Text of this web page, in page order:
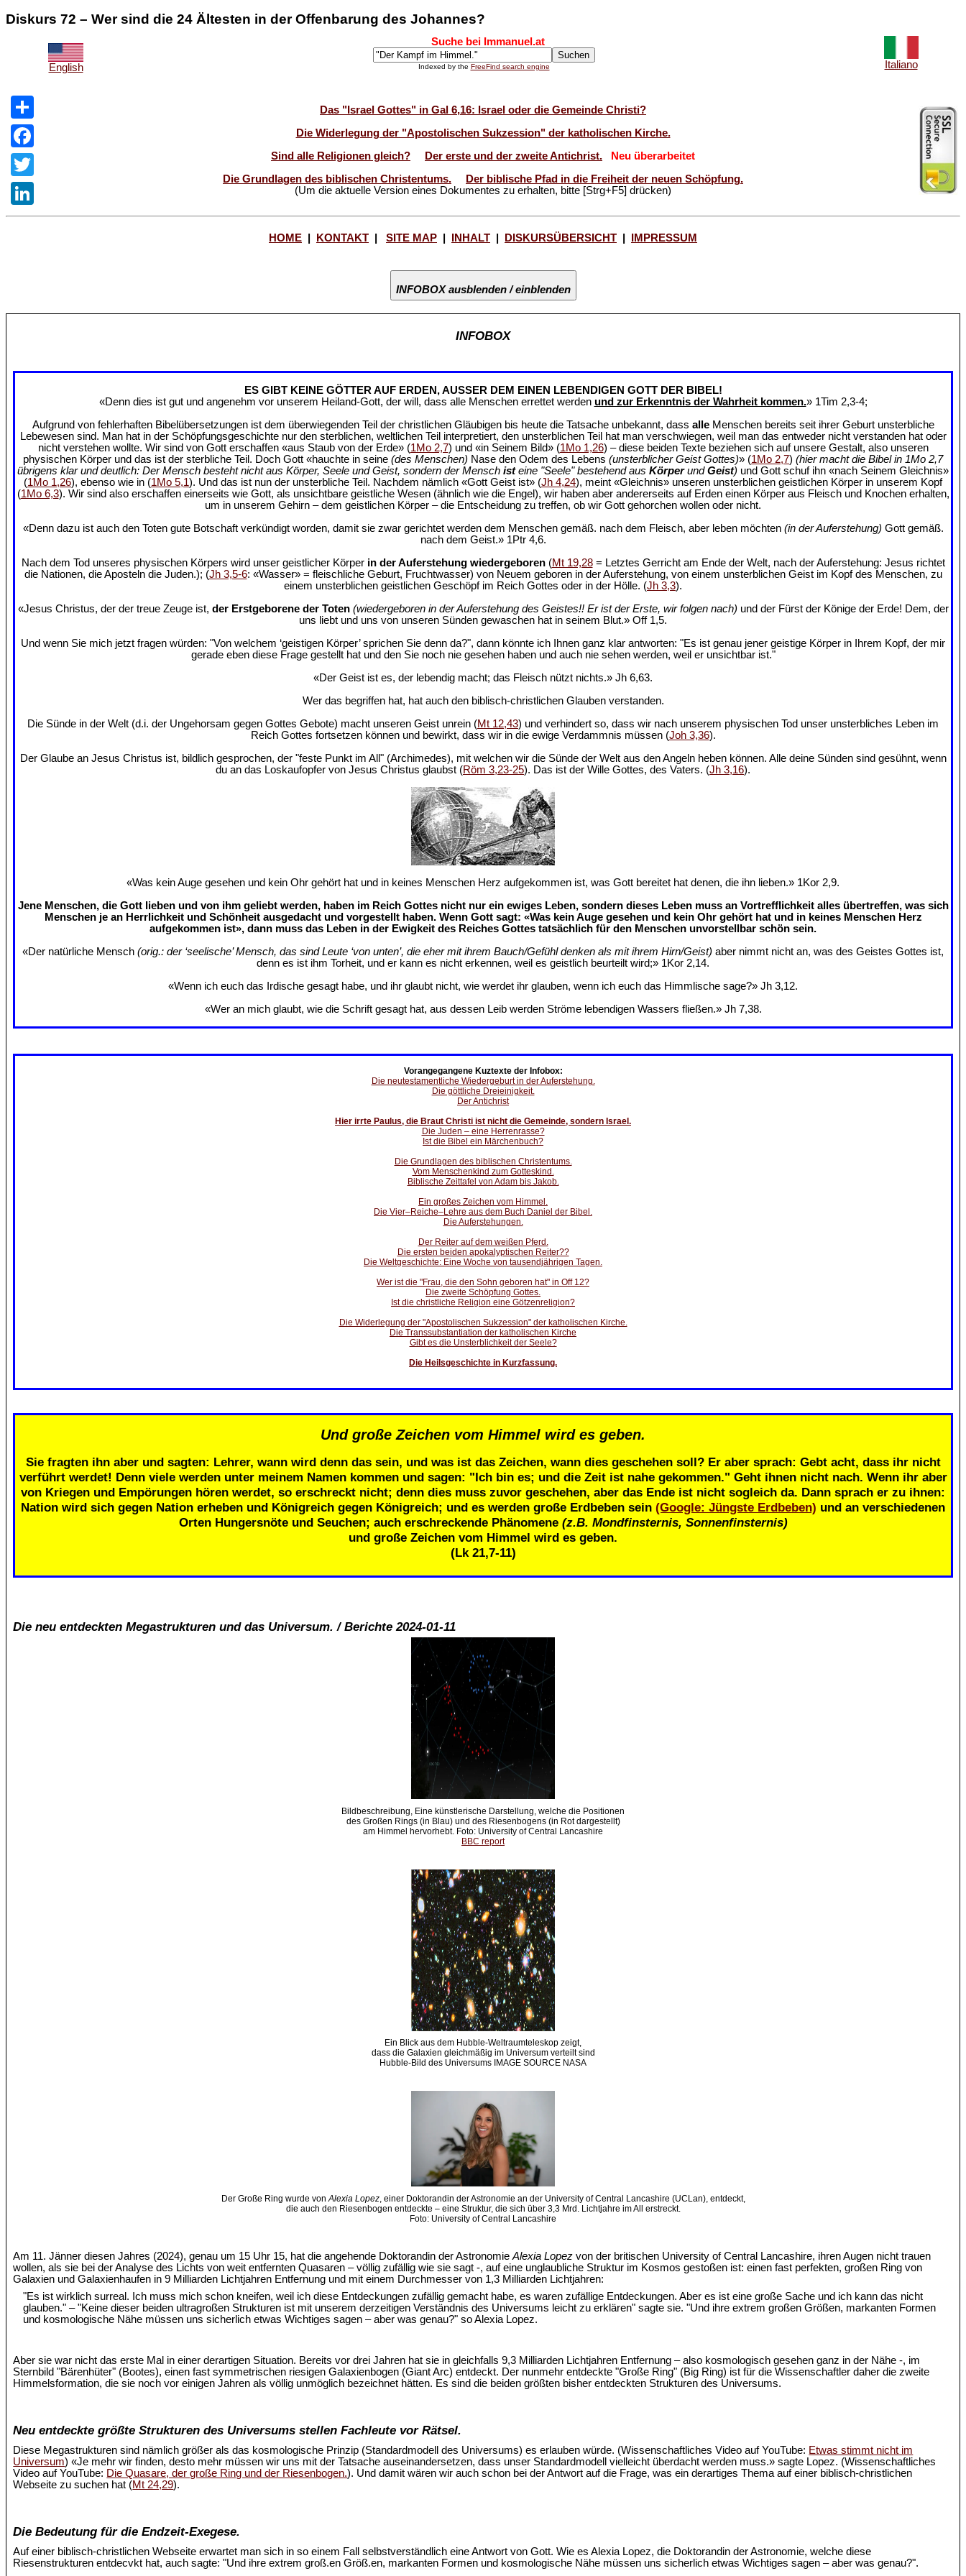
Diskurs 72 – Wer sind die 24 Ältesten in der Offenbarung des Johannes?
English
Suche bei Immanuel.at
Indexed by the FreeFind search engine Italiano
Share
Facebook
Twitter
LinkedIn
Das "Israel Gottes" in Gal 6,16: Israel oder die Gemeinde Christi?
Die Widerlegung der "Apostolischen Sukzession" der katholischen Kirche.
Sind alle Religionen gleich?
Der erste und der zweite Antichrist.
Neu überarbeitet
Die Grundlagen des biblischen Christentums.
Der biblische Pfad in die Freiheit der neuen Schöpfung.
(Um die aktuelle Version eines Dokumentes zu erhalten, bitte [Strg+F5] drücken)
HOME KONTAKT SITE MAP INHALT DISKURSÜBERSICHT IMPRESSUM
INFOBOX ausblenden / einblenden
INFOBOX
ES GIBT KEINE GÖTTER AUF ERDEN, AUSSER DEM EINEN LEBENDIGEN GOTT DER BIBEL!
«Denn dies ist gut und angenehm vor unserem Heiland-Gott, der will, dass alle Menschen errettet werden und zur Erkenntnis der Wahrheit kommen.» 1Tim 2,3-4;
Aufgrund von fehlerhaften Bibelübersetzungen ist dem überwiegenden Teil der christlichen Gläubigen bis heute die Tatsache unbekannt, dass alleMenschen bereits seit ihrer Geburt unsterbliche
Lebewesen sind. Man hat in der Schöpfungsgeschichte nur den sterblichen, weltlichen Teil interpretiert, den unsterblichen Teil hat man verschwiegen, weil man das entweder nicht verstanden hat oder
nicht verstehen wollte. Wir sind von Gott erschaffen «aus Staub von der Erde» (1Mo 2,7) und «in Seinem Bild» (1Mo 1,26) – diese beiden Texte beziehen sich auf unsere Gestalt, also unseren
physischen Körper und das ist der sterbliche Teil. Doch Gott «hauchte in seine (des Menschen) Nase den Odem des Lebens (unsterblicher Geist Gottes)» (1Mo 2,7) (hier macht die Bibel in 1Mo 2,7
übrigens klar und deutlich: Der Mensch besteht nicht aus Körper, Seele und Geist, sondern der Mensch isteine "Seele" bestehend aus KörperundGeist) und Gott schuf ihn «nach Seinem Gleichnis»
(1Mo 1,26), ebenso wie in (1Mo 5,1). Und das ist nun der unsterbliche Teil. Nachdem nämlich «Gott Geist ist» (Jh 4,24), meint «Gleichnis» unseren unsterblichen geistlichen Körper in unserem Kopf
(1Mo 6,3). Wir sind also erschaffen einerseits wie Gott, als unsichtbare geistliche Wesen (ähnlich wie die Engel), wir haben aber andererseits auf Erden einen Körper aus Fleisch und Knochen erhalten,
um in unserem Gehirn – dem geistlichen Körper – die Entscheidung zu treffen, ob wir Gott gehorchen wollen oder nicht.
«Denn dazu ist auch den Toten gute Botschaft verkündigt worden, damit sie zwar gerichtet werden dem Menschen gemäß. nach dem Fleisch, aber leben möchten (in der Auferstehung) Gott gemäß.
nach dem Geist.» 1Ptr 4,6.
Nach dem Tod unseres physischen Körpers wird unser geistlicher Körper in der Auferstehung wiedergeboren (Mt 19,28= Letztes Gerricht am Ende der Welt, nach der Auferstehung: Jesus richtet
die Nationen, die Aposteln die Juden.); (Jh 3,5-6: «Wasser» = fleischliche Geburt, Fruchtwasser) von Neuem geboren in der Auferstehung, von einem unsterblichen Geist im Kopf des Menschen, zu
einem unsterblichen geistlichen Geschöpf im Reich Gottes oder in der Hölle. (Jh 3,3).
«Jesus Christus, der der treue Zeuge ist, der Erstgeborene der Toten (wiedergeboren in der Auferstehung des Geistes!! Er ist der Erste, wir folgen nach) und der Fürst der Könige der Erde! Dem, der
uns liebt und uns von unseren Sünden gewaschen hat in seinem Blut.» Off 1,5.
Und wenn Sie mich jetzt fragen würden: "Von welchem ‘geistigen Körper’ sprichen Sie denn da?", dann könnte ich Ihnen ganz klar antworten: "Es ist genau jener geistige Körper in Ihrem Kopf, der mir
gerade eben diese Frage gestellt hat und den Sie noch nie gesehen haben und auch nie sehen werden, weil er unsichtbar ist."
«Der Geist ist es, der lebendig macht; das Fleisch nützt nichts.» Jh 6,63.
Wer das begriffen hat, hat auch den biblisch-christlichen Glauben verstanden.
Die Sünde in der Welt (d.i. der Ungehorsam gegen Gottes Gebote) macht unseren Geist unrein (Mt 12,43) und verhindert so, dass wir nach unserem physischen Tod unser unsterbliches Leben im
Reich Gottes fortsetzen können und bewirkt, dass wir in die ewige Verdammnis müssen (Joh 3,36).
Der Glaube an Jesus Christus ist, bildlich gesprochen, der "feste Punkt im All" (Archimedes), mit welchen wir die Sünde der Welt aus den Angeln heben können. Alle deine Sünden sind gesühnt, wenn
du an das Loskaufopfer von Jesus Christus glaubst (Röm 3,23-25). Das ist der Wille Gottes, des Vaters. (Jh 3,16).
«Was kein Auge gesehen und kein Ohr gehört hat und in keines Menschen Herz aufgekommen ist, was Gott bereitet hat denen, die ihn lieben.» 1Kor 2,9.
Jene Menschen, die Gott lieben und von ihm geliebt werden, haben im Reich Gottes nicht nur ein ewiges Leben, sondern dieses Leben muss an Vortrefflichkeit alles übertreffen, was sich
Menschen je an Herrlichkeit und Schönheit ausgedacht und vorgestellt haben. Wenn Gott sagt: «Was kein Auge gesehen und kein Ohr gehört hat und in keines Menschen Herz
aufgekommen ist», dann muss das Leben in der Ewigkeit des Reiches Gottes tatsächlich für den Menschen unvorstellbar schön sein.
«Der natürliche Mensch (orig.: der ‘seelische’ Mensch, das sind Leute ‘von unten’, die eher mit ihrem Bauch/Gefühl denken als mit ihrem Hirn/Geist) aber nimmt nicht an, was des Geistes Gottes ist,
denn es ist ihm Torheit, und er kann es nicht erkennen, weil es geistlich beurteilt wird;» 1Kor 2,14.
«Wenn ich euch das Irdische gesagt habe, und ihr glaubt nicht, wie werdet ihr glauben, wenn ich euch das Himmlische sage?» Jh 3,12.
«Wer an mich glaubt, wie die Schrift gesagt hat, aus dessen Leib werden Ströme lebendigen Wassers fließen.» Jh 7,38.
Vorangegangene Kuztexte der Infobox:
Die neutestamentliche Wiedergeburt in der Auferstehung.
Die göttliche Dreieinigkeit.
Der Antichrist
Hier irrte Paulus, die Braut Christi ist nicht die Gemeinde, sondern Israel.
Die Juden – eine Herrenrasse?
Ist die Bibel ein Märchenbuch?
Die Grundlagen des biblischen Christentums.
Vom Menschenkind zum Gotteskind.
Biblische Zeittafel von Adam bis Jakob.
Ein großes Zeichen vom Himmel.
Die Vier–Reiche–Lehre aus dem Buch Daniel der Bibel.
Die Auferstehungen.
Der Reiter auf dem weißen Pferd.
Die ersten beiden apokalyptischen Reiter??
Die Weltgeschichte: Eine Woche von tausendjährigen Tagen.
Wer ist die "Frau, die den Sohn geboren hat" in Off 12?
Die zweite Schöpfung Gottes.
Ist die christliche Religion eine Götzenreligion?
Die Widerlegung der "Apostolischen Sukzession" der katholischen Kirche.
Die Transsubstantiation der katholischen Kirche
Gibt es die Unsterblichkeit der Seele?
Die Heilsgeschichte in Kurzfassung.
Und große Zeichen vom Himmel wird es geben.
Sie fragten ihn aber und sagten: Lehrer, wann wird denn das sein, und was ist das Zeichen, wann dies geschehen soll? Er aber sprach: Gebt acht, dass ihr nicht
verführt werdet! Denn viele werden unter meinem Namen kommen und sagen: "Ich bin es; und die Zeit ist nahe gekommen." Geht ihnen nicht nach. Wenn ihr aber
von Kriegen und Empörungen hören werdet, so erschreckt nicht; denn dies muss zuvor geschehen, aber das Ende ist nicht sogleich da. Dann sprach er zu ihnen:
Nation wird sich gegen Nation erheben und Königreich gegen Königreich; und es werden große Erdbeben sein (Google: Jüngste Erdbeben) und an verschiedenen
Orten Hungersnöte und Seuchen; auch erschreckende Phänomene (z.B. Mondfinsternis, Sonnenfinsternis)
und große Zeichen vom Himmel wird es geben.
(Lk 21,7-11)
Die neu entdeckten Megastrukturen und das Universum. / Berichte 2024-01-11
Bildbeschreibung, Eine künstlerische Darstellung, welche die Positionen
des Großen Rings (in Blau) und des Riesenbogens (in Rot dargestellt)
am Himmel hervorhebt. Foto: University of Central Lancashire
BBC report
Ein Blick aus dem Hubble-Weltraumteleskop zeigt,
dass die Galaxien gleichmäßig im Universum verteilt sind
Hubble-Bild des Universums IMAGE SOURCE NASA
Der Große Ring wurde von Alexia Lopez, einer Doktorandin der Astronomie an der University of Central Lancashire (UCLan), entdeckt,
die auch den Riesenbogen entdeckte – eine Struktur, die sich über 3,3 Mrd. Lichtjahre im All erstreckt.
Foto: University of Central Lancashire
Am 11. Jänner diesen Jahres (2024), genau um 15 Uhr 15, hat die angehende Doktorandin der AstronomieAlexia Lopez von der britischen University of Central Lancashire, ihren Augen nicht trauen
wollen, als sie bei der Analyse des Lichts von weit entfernten Quasaren – völlig zufällig wie sie sagt -, auf eine unglaubliche Struktur im Kosmos gestoßen ist: einen fast perfekten, großen Ring von
Galaxien und Galaxienhaufen in 9 Milliarden Lichtjahren Entfernung und mit einem Durchmesser von 1,3 Milliarden Lichtjahren:
"Es ist wirklich surreal. Ich muss mich schon kneifen, weil ich diese Entdeckungen zufällig gemacht habe, es waren zufällige Entdeckungen. Aber es ist eine große Sache und ich kann das nicht
glauben." – "Keine dieser beiden ultragroßen Strukturen ist mit unserem derzeitigen Verständnis des Universums leicht zu erklären" sagte sie. "Und ihre extrem großen Größen, markanten Formen
und kosmologische Nähe müssen uns sicherlich etwas Wichtiges sagen – aber was genau?" so Alexia Lopez.
Aber sie war nicht das erste Mal in einer derartigen Situation. Bereits vor drei Jahren hat sie in gleichfalls 9,3 Milliarden Lichtjahren Entfernung – also kosmologisch gesehen ganz in der Nähe -, im
Sternbild "Bärenhüter" (Bootes), einen fast symmetrischen riesigen Galaxienbogen (Giant Arc) entdeckt. Der nunmehr entdeckte "Große Ring" (Big Ring) ist für die Wissenschaftler daher die zweite
Himmelsformation, die sie noch vor einigen Jahren als völlig unmöglich bezeichnet hätten. Es sind die beiden größten bisher entdeckten Strukturen des Universums.
Neu entdeckte größte Strukturen des Universums stellen Fachleute vor Rätsel.
Diese Megastrukturen sind nämlich größer als das kosmologische Prinzip (Standardmodell des Universums) es erlauben würde. (Wissenschaftliches Video auf YouTube: Etwas stimmt nicht im
Universum) «Je mehr wir finden, desto mehr müssen wir uns mit der Tatsache auseinandersetzen, dass unser Standardmodell vielleicht überdacht werden muss.» sagte Lopez. (Wissenschaftliches
Video auf YouTube: Die Quasare, der große Ring und der Riesenbogen.). Und damit wären wir auch schon bei der Antwort auf die Frage, was ein derartiges Thema auf einer biblisch-christlichen
Webseite zu suchen hat (Mt 24,29).
Die Bedeutung für die Endzeit-Exegese.
Auf einer biblisch-christlichen Webseite erwartet man sich in so einem Fall selbstverständlich eine Antwort von Gott. Wie es Alexia Lopez, die Doktorandin der Astronomie, welche diese
Riesenstrukturen entdecvkt hat, auch sagte: "Und ihre extrem groß.en Größ.en, markanten Formen und kosmologische Nähe müssen uns sicherlich etwas Wichtiges sagen – aber was genau?".